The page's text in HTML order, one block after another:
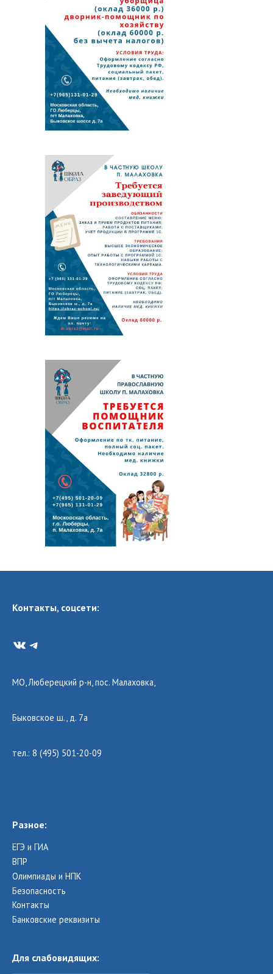
Контакты, соцсети:
VKTelegram
МО, Люберецкий р-н, пос. Малаховка,
Быковское ш., д. 7а
тел.: 8 (495) 501-20-09
Разное:
ЕГЭ и ГИА
ВПР
Олимпиады и НПК
Безопасность
Контакты
Банковские реквизиты
Для слабовидящих: